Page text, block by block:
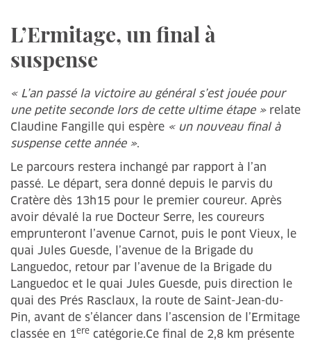
L’Ermitage, un final à
suspense
« L’an passé la victoire au général s’est jouée pour
une petite seconde lors de cette ultime étape »relate
Claudine Fangille qui espère « un nouveau final à
suspense cette année ».
Le parcours restera inchangé par rapport à l’an
passé. Le départ, sera donné depuis le parvis du
Cratère dès 13h15 pour le premier coureur. Après
avoir dévalé la rue Docteur Serre, les coureurs
emprunteront l’avenue Carnot, puis le pont Vieux, le
quai Jules Guesde, l’avenue de la Brigade du
Languedoc, retour par l’avenue de la Brigade du
Languedoc et le quai Jules Guesde, puis direction le
quai des Prés Rasclaux, la route de Saint-Jean-du-
Pin, avant de s’élancer dans l’ascension de l’Ermitage
classée en 1ere catégorie.Ce final de 2,8 km présente